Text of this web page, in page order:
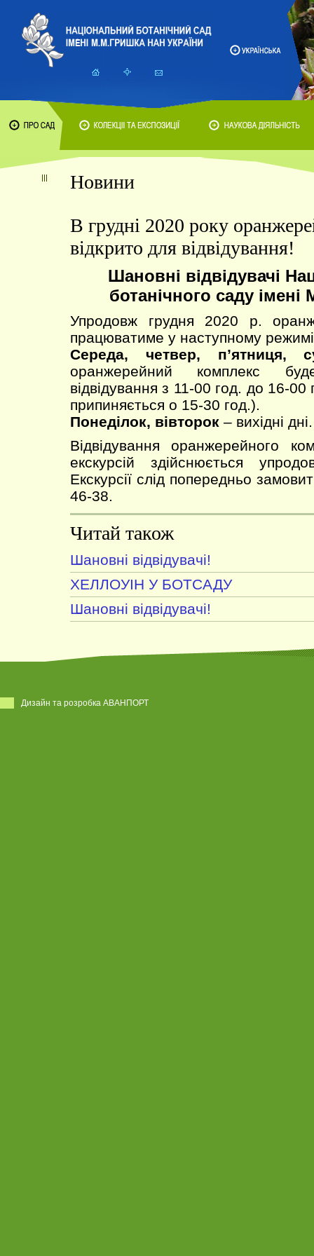
Новини
В грудні 2020 року
відкрито для відвідування!
Шановні відвідувачі
ботанічного саду
Упродовж грудня 2020 р.
працюватиме у наступному
Середа, четвер, п’ятниця,
оранжерейний комплекс
відвідування з 11-00 год. до 16-00
припиняється о 15-30 год.).
Понеділок, вівторок – вихідні дні.
Відвідування оранжерейного
екскурсій здійснюється
Екскурсії слід попередньо
46-38.
Читай також
Шановні відвідувачі!
ХЕЛЛОУІН У БОТСАДУ
Шановні відвідувачі!
Дизайн та розробка АВАНПОРТ